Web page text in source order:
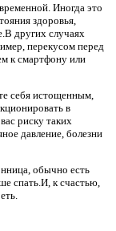
Иногда это
здоровья,
других случаях
перекусом перед
к смартфону или
себя истощенным,
в
риску таких
давление, болезни
обычно есть
спать.И, к счастью,